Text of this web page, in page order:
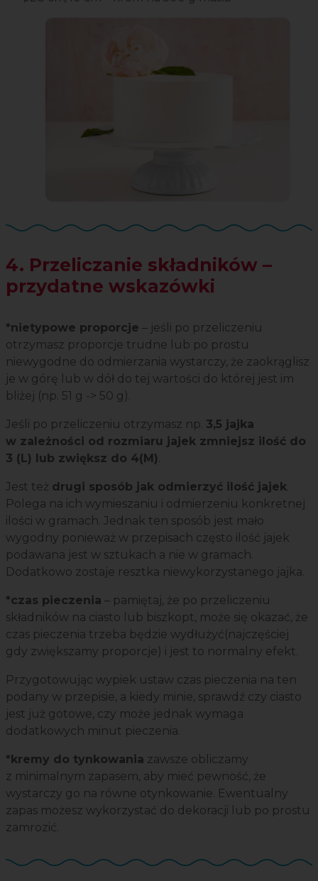
4. Przeliczanie składników –
przydatne wskazówki
*nietypowe proporcje – jeśli po przeliczeniu
otrzymasz proporcje trudne lub po prostu
niewygodne do odmierzania wystarczy, że zaokrąglisz
je w górę lub w dół do tej wartości do której jest im
bliżej (np. 51 g -> 50 g).
Jeśli po przeliczeniu otrzymasz np. 3,5 jajka
w zależności od rozmiaru jajek zmniejsz ilość do
3 (L) lub zwiększ do 4(M).
Jest też drugi sposób jak odmierzyć ilość jajek.
Polega na ich wymieszaniu i odmierzeniu konkretnej
ilości w gramach. Jednak ten sposób jest mało
wygodny ponieważ w przepisach często ilość jajek
podawana jest w sztukach a nie w gramach.
Dodatkowo zostaje resztka niewykorzystanego jajka.
*czas pieczenia – pamiętaj, że po przeliczeniu
składników na ciasto lub biszkopt, może się okazać, że
czas pieczenia trzeba będzie wydłużyć(najczęściej
gdy zwiększamy proporcje) i jest to normalny efekt.
Przygotowując wypiek ustaw czas pieczenia na ten
podany w przepisie, a kiedy minie, sprawdź czy ciasto
jest już gotowe, czy może jednak wymaga
dodatkowych minut pieczenia.
*kremy do tynkowania zawsze obliczamy
z minimalnym zapasem, aby mieć pewność, że
wystarczy go na równe otynkowanie. Ewentualny
zapas możesz wykorzystać do dekoracji lub po prostu
zamrozić.